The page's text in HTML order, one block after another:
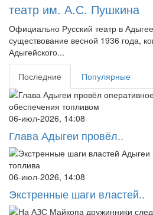
театр им. А.С. Пушкина
Официально Русский театр в
существование весной 1936 года,
Адыгейского...
Последние Популярные
06-июл-2026, 14:08
Глава Адыгеи провёл..
06-июл-2026, 14:08
Экстренные шаги властей..